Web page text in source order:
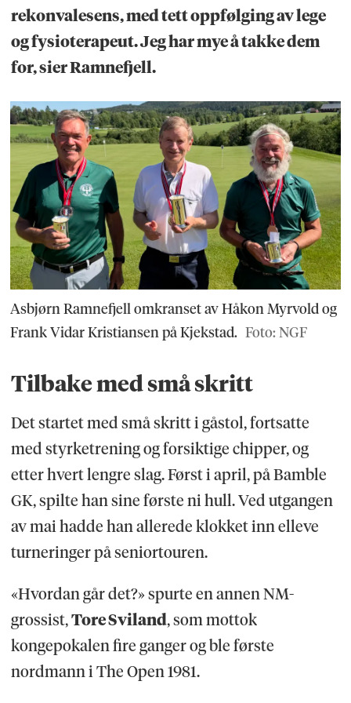
rekonvalesens, med tett oppfølging av lege
og fysioterapeut. Jeg har mye å takke dem
for, sier Ramnefjell.
Asbjørn Ramnefjell omkranset av Håkon Myrvold og
Frank Vidar Kristiansen på Kjekstad. Foto: NGF
Tilbake med små skritt
Det startet med små skritt i gåstol, fortsatte
med styrketrening og forsiktige chipper, og
etter hvert lengre slag. Først i april, på Bamble
GK, spilte han sine første ni hull. Ved utgangen
av mai hadde han allerede klokket inn elleve
turneringer på seniortouren.
«Hvordan går det?» spurte en annen NM-
grossist,Tore Sviland, som mottok
kongepokalen fire ganger og ble første
nordmann i The Open 1981.